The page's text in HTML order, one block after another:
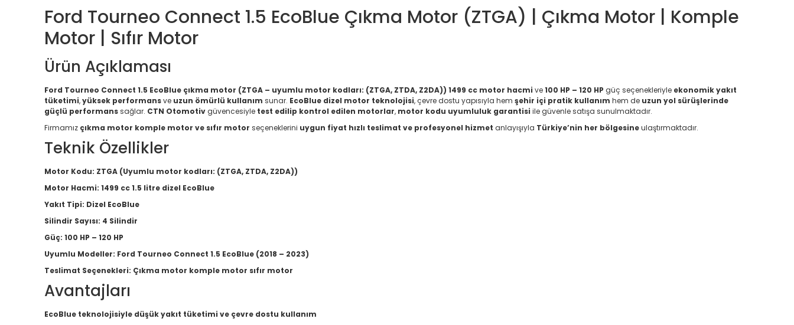
Ford Tourneo Connect 1.5 EcoBlue Çıkma Motor (ZTGA) | Çıkma Motor | Komple
Motor | Sıfır Motor
Ürün Açıklaması
Ford Tourneo Connect 1.5 EcoBlue çıkma motor (ZTGA – uyumlu motor kodları: (ZTGA, ZTDA, Z2DA)) 1499 cc motor hacmi ve100 HP – 120 HP güç seçenekleriyle ekonomik yakıt
tüketimi,yüksek performansve uzun ömürlü kullanım sunar. EcoBlue dizel motor teknolojisi, çevre dostu yapısıyla hem şehir içi pratik kullanım hem de uzun yol sürüşlerinde
güçlü performanssağlar. CTN Otomotivgüvencesiyle test edilip kontrol edilen motorlar, motor kodu uyumluluk garantisi ile güvenle satışa sunulmaktadır.
Firmamız çıkma motor komple motor ve sıfır motor seçeneklerini uygun fiyat hızlı teslimat ve profesyonel hizmet anlayışıyla Türkiye’nin her bölgesineulaştırmaktadır.
Teknik Özellikler
Motor Kodu: ZTGA (Uyumlu motor kodları: (ZTGA, ZTDA, Z2DA))
Motor Hacmi: 1499 cc 1.5 litre dizel EcoBlue
Yakıt Tipi: Dizel EcoBlue
Silindir Sayısı: 4 Silindir
Güç: 100 HP – 120 HP
Uyumlu Modeller: Ford Tourneo Connect 1.5 EcoBlue (2018 – 2023)
Teslimat Seçenekleri: Çıkma motor komple motor sıfır motor
Avantajları
EcoBlue teknolojisiyle düşük yakıt tüketimi ve çevre dostu kullanım